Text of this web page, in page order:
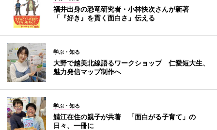
福井出身の恐竜研究者・小林快次さんが新著
「『好き』を貫く面白さ」伝える
学ぶ・知る
大野で越美北線語るワークショップ 仁愛短大生、
魅力発信マップ制作へ
学ぶ・知る
鯖江在住の親子が共著 「面白がる子育て」の
日々、一冊に